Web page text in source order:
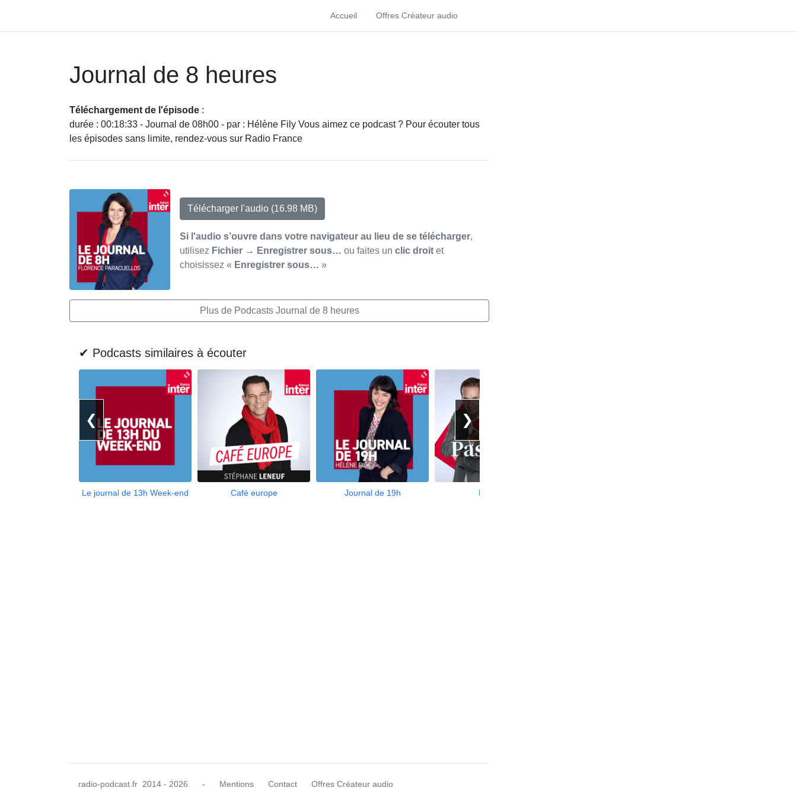
Accueil Offres Créateur audio
Journal de 8 heures
Téléchargement de l'épisode :
durée : 00:18:33 - Journal de 08h00 - par : Hélène Fily Vous aimez ce podcast ? Pour écouter tous
les épisodes sans limite, rendez-vous sur Radio France
Télécharger l'audio (16.98 MB)
Si l'audio s’ouvre dans votre navigateur au lieu de se télécharger,
utilisez Fichier → Enregistrer sous… ou faites un clic droit et
choisissez « Enregistrer sous… »
Plus de Podcasts Journal de 8 heures
✔ Podcasts similaires à écouter
❮
Le journal de 13h Week-end Café europe Journal de 19h Pastek
❯
radio-podcast.fr 2014 - 2026 - Mentions Contact Offres Créateur audio